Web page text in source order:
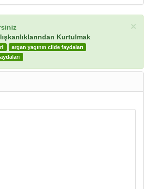
×
Kurtulmak
argan yagının cilde faydaları